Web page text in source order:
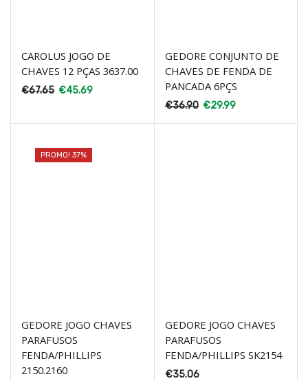
CAROLUS JOGO DE
CHAVES 12 PÇAS 3637.00
€67.65 €45.69
GEDORE CONJUNTO DE
CHAVES DE FENDA DE
PANCADA 6PÇS
€36.90 €29.99
PROMO! 37%
GEDORE JOGO CHAVES
PARAFUSOS
FENDA/PHILLIPS
2150.2160
GEDORE JOGO CHAVES
PARAFUSOS
FENDA/PHILLIPS SK2154
€35.06